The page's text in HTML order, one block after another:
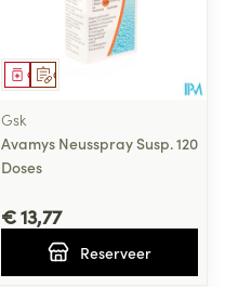
Op voorschrift
Geneesmiddel
Gsk
Avamys Neusspray Susp. 120
Doses
€ 13,77
Reserveer